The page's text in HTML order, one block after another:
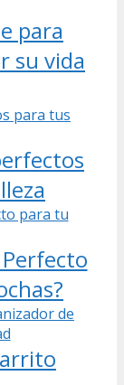
para
su vida